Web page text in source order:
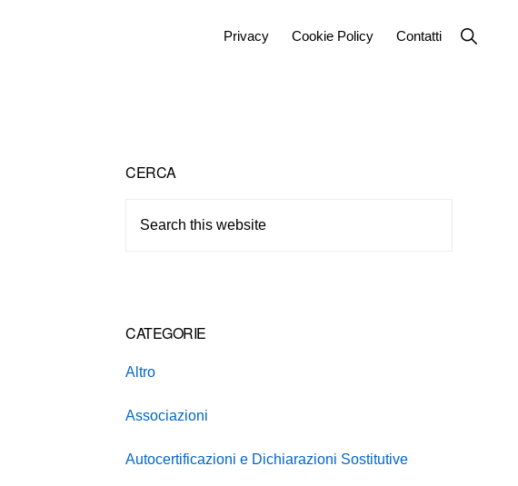
Privacy Cookie Policy Contatti
Show
Search
Primary
Sidebar
CERCA
CATEGORIE
Altro
Associazioni
Autocertificazioni e Dichiarazioni Sostitutive